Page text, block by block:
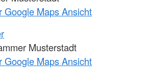
Google Maps Ansicht
Musterstadt
Google Maps Ansicht